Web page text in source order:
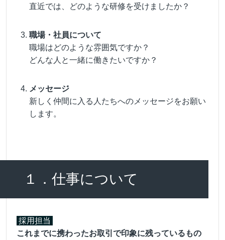
直近では、どのような研修を受けましたか？
職場・社員について
職場はどのような雰囲気ですか？
どんな人と一緒に働きたいですか？
メッセージ
新しく仲間に入る人たちへのメッセージをお願い
します。
１．仕事について
採用担当
これまでに携わったお取引で印象に残っているもの